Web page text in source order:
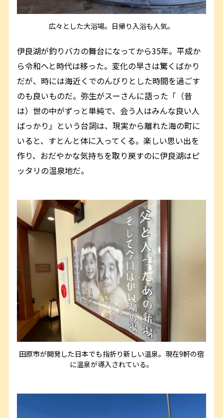
広々とした大浴場。日帰り入浴も人気。
伊良湖が釣りバカの舞台になってから35年。平成か
ら令和へと時代は移った。変化の早さは驚くばかり
だが、時には海近くでのんびりとした時間を過ごす
のも良いものだ。弥生がスーさんに語った「（昔
は）世の中がずっと単純で、会う人はみんな良い人
ばっかり」という台詞は、現実から離れた海の町に
いると、すとんと体に入ってくる。楽しい思い出を
作り、おだやかな気持ちを取り戻すのに伊良湖はピ
ッタリの温泉地だ。
田原市が開発した日本でも指折り新しい温泉。現在9軒の宿
に温泉が導入されている。